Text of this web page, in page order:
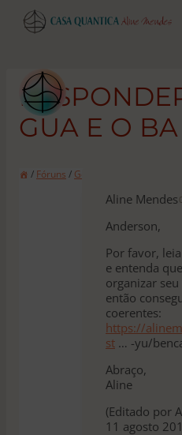
Pular
para
GUA E O BA
/ Fóruns / Geral
Aline Mendes
Anderson,
Por favor,
e entenda
organizar
então
coerentes:
https://
st … -yu/
Abraço,
Aline
(Editado por
11 agosto